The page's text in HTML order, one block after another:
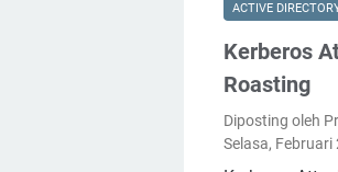
ACTIVE
Kerberos
Roasting
Diposting oleh
Selasa, Februari